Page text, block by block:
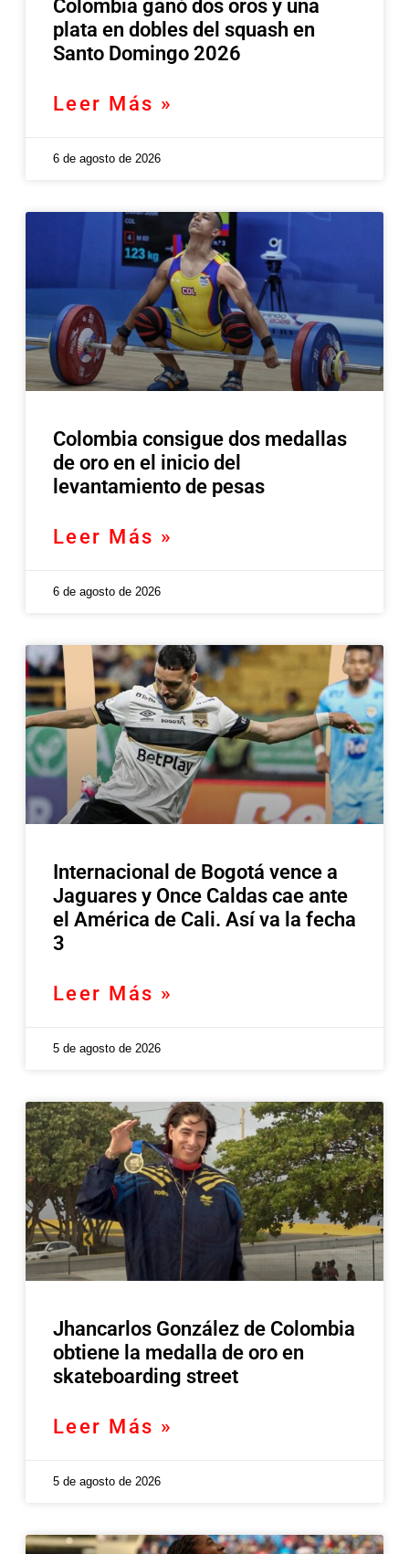
Colombia ganó dos oros y una
plata en dobles del squash en
Santo Domingo 2026
Leer Más »
6 de agosto de 2026
Colombia consigue dos medallas
de oro en el inicio del
levantamiento de pesas
Leer Más »
6 de agosto de 2026
Internacional de Bogotá vence a
Jaguares y Once Caldas cae ante
el América de Cali. Así va la fecha
3
Leer Más »
5 de agosto de 2026
Jhancarlos González de Colombia
obtiene la medalla de oro en
skateboarding street
Leer Más »
5 de agosto de 2026